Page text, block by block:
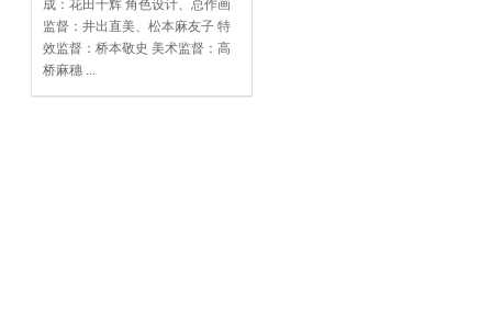
成：花田十辉 角色设计、总作画
监督：井出直美、松本麻友子 特
效监督：桥本敬史 美术监督：高
桥麻穗 ...